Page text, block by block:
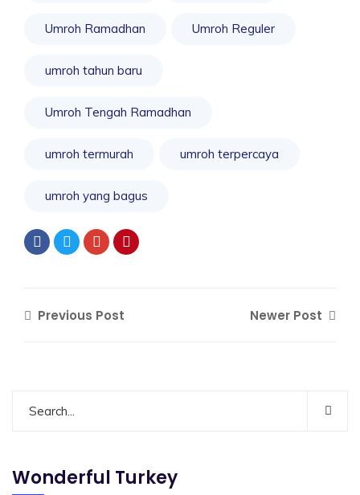
Umroh Ramadhan Umroh Reguler
umroh tahun baru
Umroh Tengah Ramadhan
umroh termurah umroh terpercaya
umroh yang bagus
Previous Post Newer Post
Wonderful Turkey